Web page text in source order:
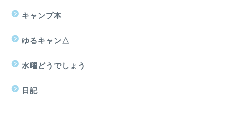
キャンプ本
ゆるキャン△
水曜どうでしょう
日記